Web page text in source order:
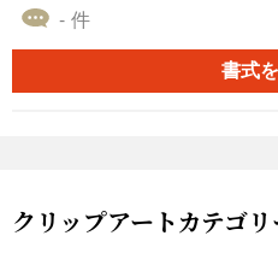
- 件
書式
クリップアートカテゴ